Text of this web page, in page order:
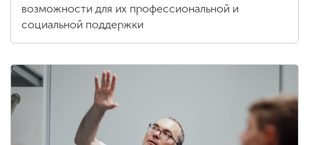
возможности для их профессиональной и
социальной поддержки